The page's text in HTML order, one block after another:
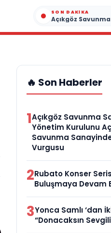
SON DAKIKA
🔥 Son Haberler
1Açıkgöz Savunma
Yönetim Kurulunu
Savunma
Vurgusu
2Rubato Konser
Buluşmaya Devam
3Yonca Samlı ‘dan
“Donacaksın